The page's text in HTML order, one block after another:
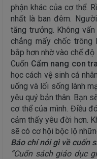
phận khác của cơ thể.
nhất là ban đêm.
tăng trưởng. Không
chẳng mấy chốc trông
bắp hơn nhờ vào chế
Cuốn Cẩm nang con
học cách vệ sinh cá
uống và lối sống lành
yêu quý bản thân. Bạn
cơ thể của mình. Điều
cảm thấy yêu đời hơn.
sẽ có cơ hội bộc lộ
Báo chí nói gì về cuốn
“Cuốn sách giáo dục